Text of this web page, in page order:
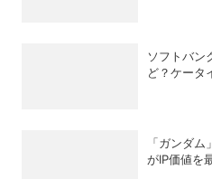
ソフトバン
ど？ケータ
「ガンダ
がIP価値を